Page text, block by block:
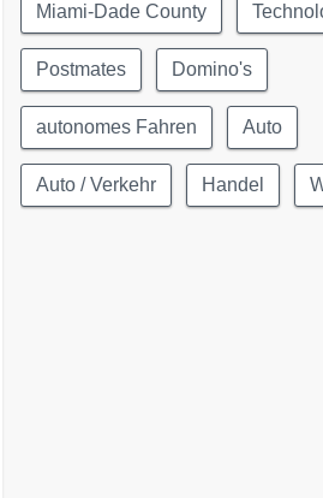
Miami-Dade County
Postmates Domino's
autonomes Fahren Auto
Auto / Verkehr Handel